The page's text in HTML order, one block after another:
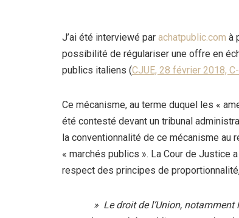
J’ai été interviewé par achatpublic.com à
possibilité de régulariser une offre en
publics italiens (CJUE, 28 février 2018,
Ce mécanisme, au terme duquel les «
été contesté devant un tribunal
la conventionnalité de ce mécanisme au
« marchés publics ». La Cour de Justice
respect des principes de
» Le droit de l’Union,